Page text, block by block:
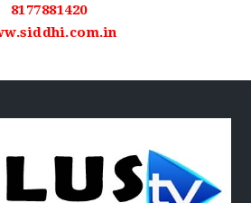
8177881420